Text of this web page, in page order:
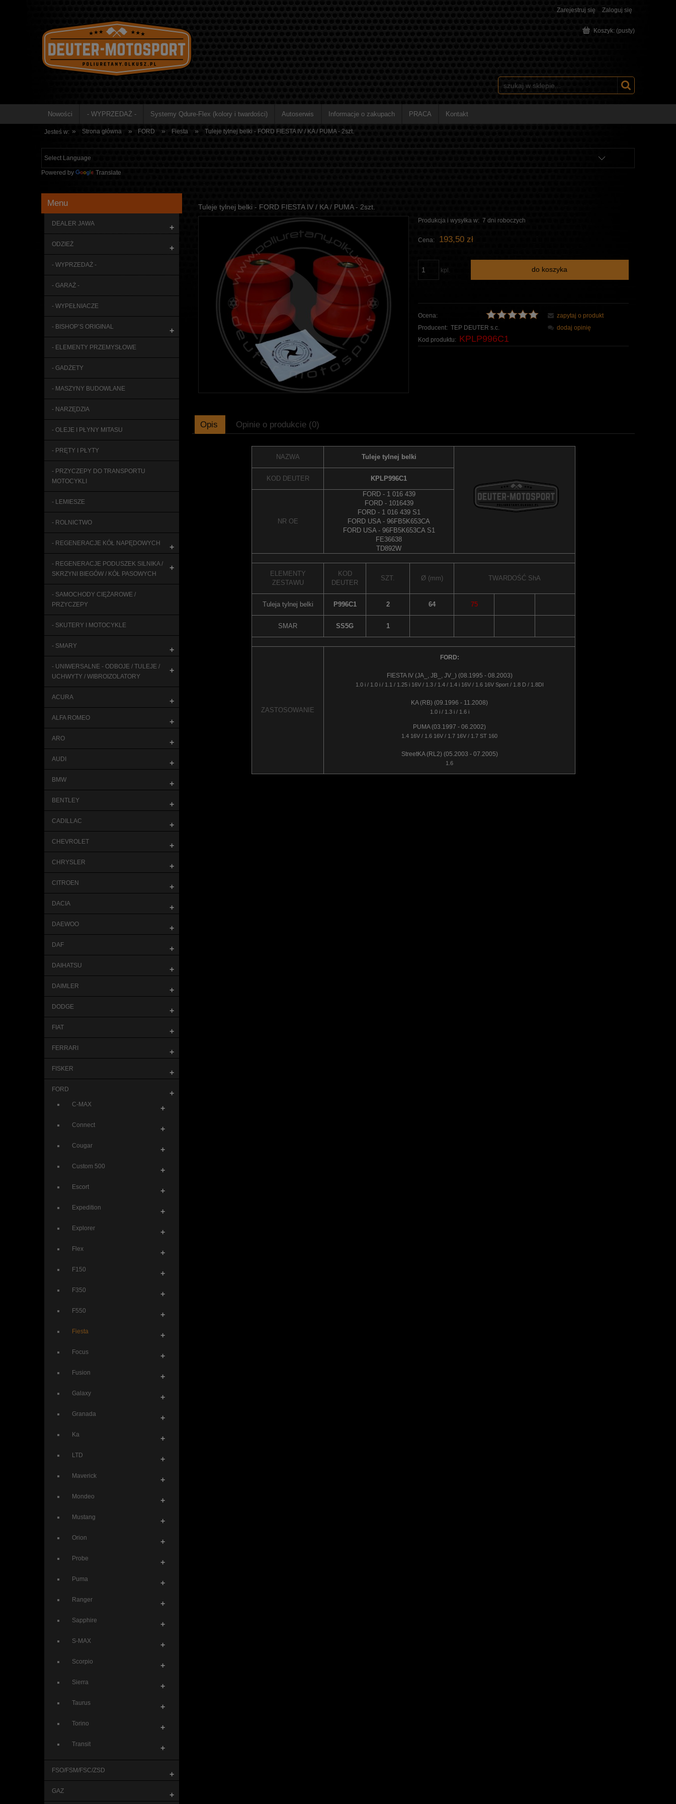
Zarejestruj się Zaloguj się
Koszyk: (pusty)
Nowości - WYPRZEDAŻ - Systemy Qdure-Flex (kolory i twardości) Autoserwis Informacje o zakupach PRACA Kontakt
Jesteś w: » Strona główna » FORD » Fiesta » Tuleje tylnej belki - FORD FIESTA IV / KA / PUMA - 2szt.
Powered by Translate
Menu
DEALER JAWA +
ODZIEŻ +
- WYPRZEDAŻ -
- GARAŻ -
- WYPEŁNIACZE
- BISHOP’S ORIGINAL +
- ELEMENTY PRZEMYSŁOWE
- GADŻETY
- MASZYNY BUDOWLANE
- NARZĘDZIA
- OLEJE I PŁYNY MITASU
- PRĘTY I PŁYTY
- PRZYCZEPY DO TRANSPORTU
MOTOCYKLI
- LEMIESZE
- ROLNICTWO
- REGENERACJE KÓŁ NAPĘDOWYCH +
- REGENERACJE PODUSZEK SILNIKA /
SKRZYNI BIEGÓW / KÓŁ PASOWYCH
+
- SAMOCHODY CIĘŻAROWE /
PRZYCZEPY
- SKUTERY I MOTOCYKLE
- SMARY +
- UNIWERSALNE - ODBOJE / TULEJE /
UCHWYTY / WIBROIZOLATORY
+
ACURA +
ALFA ROMEO +
ARO +
AUDI +
BMW +
BENTLEY +
CADILLAC +
CHEVROLET +
CHRYSLER +
CITROEN +
DACIA +
DAEWOO +
DAF +
DAIHATSU +
DAIMLER +
DODGE +
FIAT +
FERRARI +
FISKER +
FORD
C-MAX +
Connect +
Cougar +
Custom 500 +
Escort +
Expedition +
Explorer +
Flex +
F150 +
F350 +
F550 +
Fiesta +
Focus +
Fusion +
Galaxy +
Granada +
Ka +
LTD +
Maverick +
Mondeo +
Mustang +
Orion +
Probe +
Puma +
Ranger +
Sapphire +
S-MAX +
Scorpio +
Sierra +
Taurus +
Torino +
Transit +
+
FSO/FSM/FSC/ZSD +
GAZ +
Tuleje tylnej belki - FORD FIESTA IV / KA / PUMA - 2szt.
Produkcja i wysyłka w: 7 dni roboczych
Cena: 193,50 zł
kpl. do koszyka
Ocena:
Producent: TEP DEUTER s.c.
Kod produktu: KPLP996C1
zapytaj o produkt
dodaj opinię
Opis Opinie o produkcie (0)
NAZWA Tuleje tylnej belki
KOD DEUTER KPLP996C1
NR OE
FORD - 1 016 439
FORD - 1016439
FORD - 1 016 439 S1
FORD USA - 96FB5K653CA
FORD USA - 96FB5K653CA S1
FE36638
TD892W
ELEMENTY
ZESTAWU
KOD
DEUTER
SZT. Ø (mm) TWARDOŚĆ ShA
Tuleja tylnej belki P996C1 2 64 75
SMAR SS5G 1
ZASTOSOWANIE
FORD:
FIESTA IV (JA_, JB_, JV_) (08.1995 - 08.2003)
1.0 i / 1.0 i / 1.1 / 1.25 i 16V / 1.3 / 1.4 / 1.4 i 16V / 1.6 16V Sport / 1.8 D / 1.8DI
KA (RB) (09.1996 - 11.2008)
1.0 i / 1.3 i / 1.6 i
PUMA (03.1997 - 06.2002)
1.4 16V / 1.6 16V / 1.7 16V / 1.7 ST 160
StreetKA (RL2) (05.2003 - 07.2005)
1.6